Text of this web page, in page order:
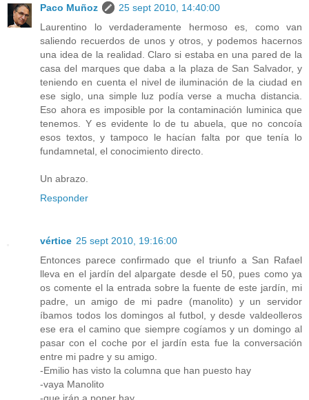
Paco Muñoz
25 sept 2010, 14:40:00
Laurentino lo verdaderamente hermoso es, como van
saliendo recuerdos de unos y otros, y podemos hacernos
una idea de la realidad. Claro si estaba en una pared de la
casa del marques que daba a la plaza de San Salvador, y
teniendo en cuenta el nivel de iluminación de la ciudad en
ese siglo, una simple luz podía verse a mucha distancia.
Eso ahora es imposible por la contaminación luminica que
tenemos. Y es evidente lo de tu abuela, que no concoía
esos textos, y tampoco le hacían falta por que tenía lo
fundamnetal, el conocimiento directo.
Un abrazo.
Responder
vértice 25 sept 2010, 19:16:00
Entonces parece confirmado que el triunfo a San Rafael
lleva en el jardín del alpargate desde el 50, pues como ya
os comente el la entrada sobre la fuente de este jardín, mi
padre, un amigo de mi padre (manolito) y un servidor
íbamos todos los domingos al futbol, y desde valdeolleros
ese era el camino que siempre cogíamos y un domingo al
pasar con el coche por el jardín esta fue la conversación
entre mi padre y su amigo.
-Emilio has visto la columna que han puesto hay
-vaya Manolito